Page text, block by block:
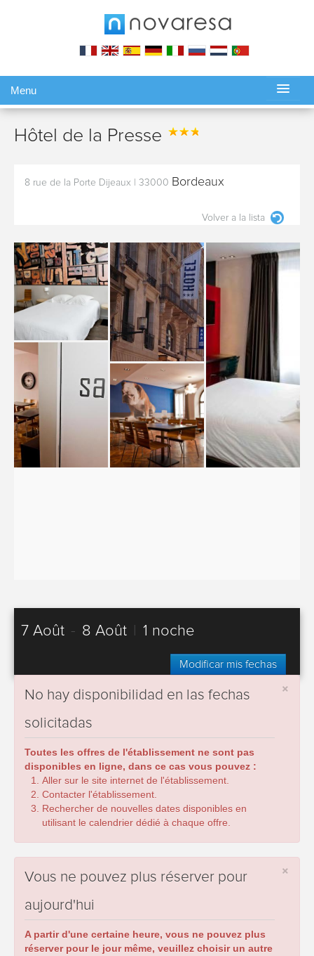
Menu
Hôtel de la Presse
8 rue de la Porte Dijeaux 33000 Bordeaux
Volver a la lista
7 Août - 8 Août 1 noche
Modificar mis fechas
×
No hay disponibilidad en las fechas
solicitadas
Toutes les offres de l'établissement ne sont pas
disponibles en ligne, dans ce cas vous pouvez :
Aller sur le site internet de l'établissement.
Contacter l'établissement.
Rechercher de nouvelles dates disponibles en
utilisant le calendrier dédié à chaque offre.
×
Vous ne pouvez plus réserver pour
aujourd'hui
A partir d'une certaine heure, vous ne pouvez plus
réserver pour le jour même, veuillez choisir un autre